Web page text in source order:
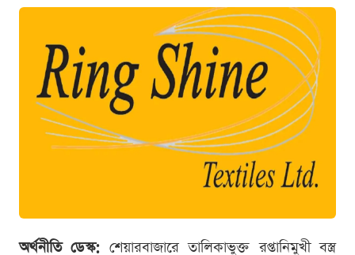
অর্থনীতি ডেস্ক: শেয়ারবাজারে তালিকাভুক্ত রপ্তানিমুখী বস্ত্র